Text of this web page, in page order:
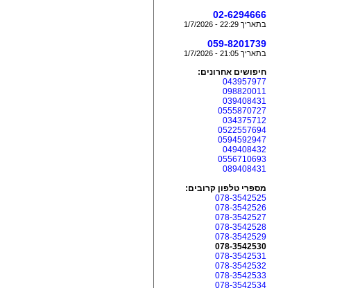
02-6294666
בתאריך 22:29 - 1/7/2026
059-8201739
בתאריך 21:05 - 1/7/2026
חיפושים אחרונים:
043957977
098820011
039408431
0555870727
034375712
0522557694
0594592947
049408432
0556710693
089408431
מספרי טלפון קרובים:
078-3542525
078-3542526
078-3542527
078-3542528
078-3542529
078-3542530
078-3542531
078-3542532
078-3542533
078-3542534